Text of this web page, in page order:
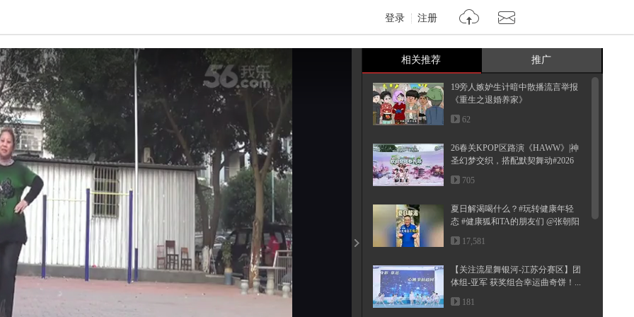
登录 注册
标准
100
相关推荐 推广
19旁人嫉妒生计暗中散播流言举报
《重生之退婚养家》
62
26春关KPOP区路演《HAWW》|神
圣幻梦交织，搭配默契舞动#2026
春季搜...
705
夏日解渴喝什么？#玩转健康年轻
态 #健康狐和TA的朋友们 @张朝阳
@...
17,581
【关注流星舞银河-江苏分赛区】团
体组-亚军 获奖组合幸运曲奇饼！...
181